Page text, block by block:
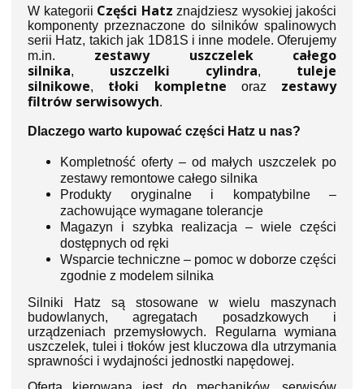
W kategorii Części Hatz znajdziesz wysokiej jakości
komponenty przeznaczone do silników spalinowych
serii Hatz, takich jak 1D81S i inne modele. Oferujemy
m.in. zestawy uszczelek całego
silnika, uszczelki cylindra, tuleje
silnikowe, tłoki kompletne oraz zestawy
filtrów serwisowych.
Dlaczego warto kupować części Hatz u nas?
Kompletność oferty – od małych uszczelek po
zestawy remontowe całego silnika
Produkty oryginalne i kompatybilne –
zachowujące wymagane tolerancje
Magazyn i szybka realizacja – wiele części
dostępnych od ręki
Wsparcie techniczne – pomoc w doborze części
zgodnie z modelem silnika
Silniki Hatz są stosowane w wielu maszynach
budowlanych, agregatach posadzkowych i
urządzeniach przemysłowych. Regularna wymiana
uszczelek, tulei i tłoków jest kluczowa dla utrzymania
sprawności i wydajności jednostki napędowej.